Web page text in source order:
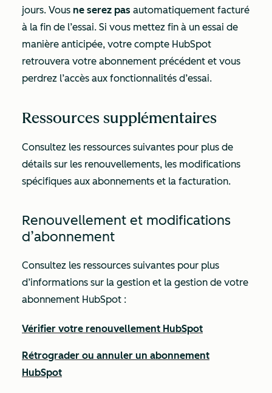
jours. Vous ne serez pas automatiquement facturé
à la fin de l’essai. Si vous mettez fin à un essai de
manière anticipée, votre compte HubSpot
retrouvera votre abonnement précédent et vous
perdrez l’accès aux fonctionnalités d’essai.
Ressources supplémentaires
Consultez les ressources suivantes pour plus de
détails sur les renouvellements, les modifications
spécifiques aux abonnements et la facturation.
Renouvellement et modifications
d’abonnement
Consultez les ressources suivantes pour plus
d’informations sur la gestion et la gestion de votre
abonnement HubSpot :
Vérifier votre renouvellement HubSpot
Rétrograder ou annuler un abonnement
HubSpot